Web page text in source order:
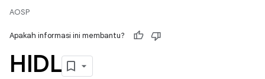
AOSP
Apakah informasi ini membantu?
HIDL